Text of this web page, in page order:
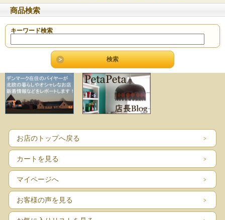
商品検索
キーワード検索
お店のトップへ戻る
カートを見る
マイページへ
お客様の声を見る